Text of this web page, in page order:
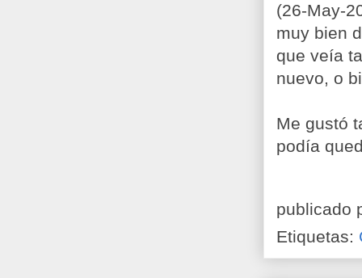
(26-May-
muy bien
que veía
nuevo, o
Me gustó
podía
publicado
Etiquetas: